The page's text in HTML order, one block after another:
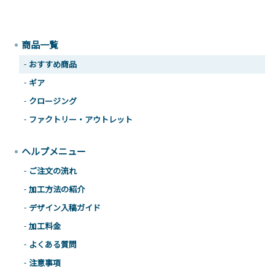
商品一覧
おすすめ商品
ギア
クロージング
ファクトリー・アウトレット
ヘルプメニュー
ご注文の流れ
加工方法の紹介
デザイン入稿ガイド
加工料金
よくある質問
注意事項